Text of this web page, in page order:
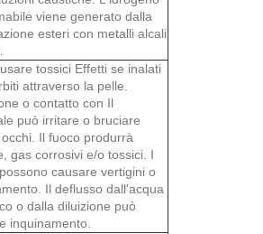
viene generato dalla
esteri con metalli alcali
tossici Effetti se inalati
attraverso la pelle.
o contatto con Il
può irritare o bruciare
Il fuoco produrrà
gas corrosivi e/o tossici. I
causare vertigini o
Il deflusso dall'acqua
o dalla diluizione può
inquinamento.